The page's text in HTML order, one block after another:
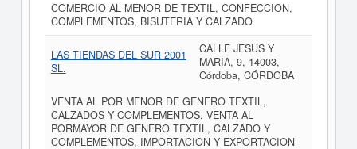
COMERCIO AL MENOR DE TEXTIL, CONFECCION,
COMPLEMENTOS, BISUTERIA Y CALZADO
LAS TIENDAS DEL SUR 2001
SL.
CALLE JESUS Y
MARIA, 9, 14003,
Córdoba, CÓRDOBA
VENTA AL POR MENOR DE GENERO TEXTIL,
CALZADOS Y COMPLEMENTOS, VENTA AL
PORMAYOR DE GENERO TEXTIL, CALZADO Y
COMPLEMENTOS, IMPORTACION Y EXPORTACION